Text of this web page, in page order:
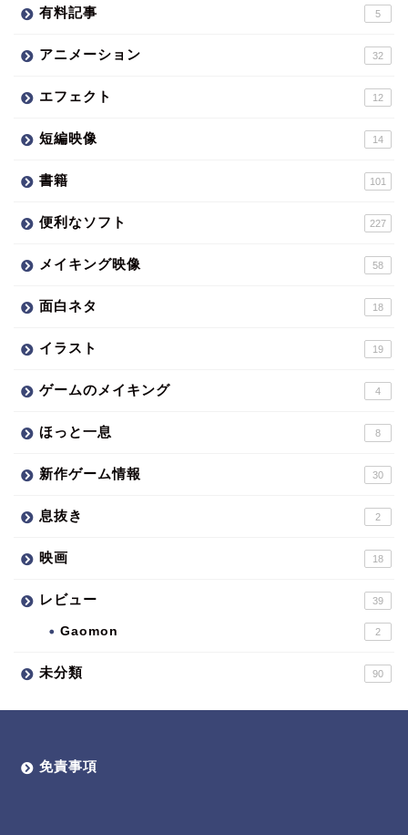
有料記事 5
アニメーション 32
エフェクト 12
短編映像 14
書籍 101
便利なソフト 227
メイキング映像 58
面白ネタ 18
イラスト 19
ゲームのメイキング 4
ほっと一息 8
新作ゲーム情報 30
息抜き 2
映画 18
レビュー 39
Gaomon 2
未分類 90
免責事項